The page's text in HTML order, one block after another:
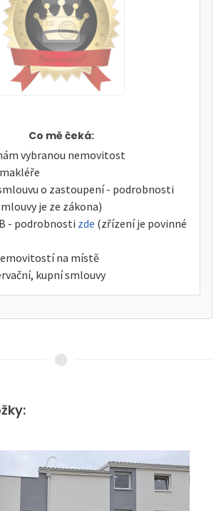
Co mě čeká:
vybranou nemovitost
o zastoupení - podrobnosti
je ze zákona)
- podrobnosti zde (zřízení je povinné
na místě
kupní smlouvy